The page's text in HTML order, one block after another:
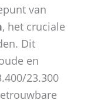
van
, het cruciale
Dit
en
23.300